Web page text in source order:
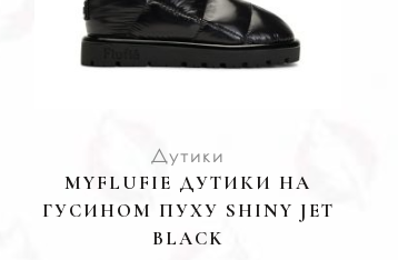
Дутики
MYFLUFIE ДУТИКИ НА
ГУСИНОМ ПУХУ SHINY JET
BLACK